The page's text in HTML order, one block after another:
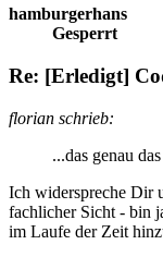
hamburgerhans
Gesperrt
Re: [Erledigt]
florian schrieb:
...das genau
Ich widerspreche Dir
fachlicher Sicht - bin
im Laufe der Zeit